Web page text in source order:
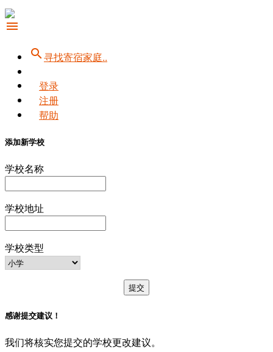
menu
search寻找寄宿家庭..
登录
注册
帮助
添加新学校
学校名称
学校地址
学校类型
提交
感谢提交建议！
我们将核实您提交的学校更改建议。